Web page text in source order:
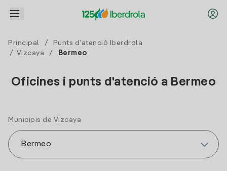
Principal /
Punts d'atenció Iberdrola
/ Vizcaya / Bermeo
Oficines i punts d'atenció a Bermeo
Municipis de Vizcaya